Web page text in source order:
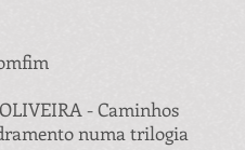
- Caminhos
numa trilogia